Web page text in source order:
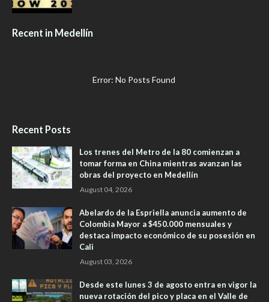
Recent in Medellín
Error: No Posts Found
Recent Posts
Los trenes del Metro de la 80 comienzan a
tomar forma en China mientras avanzan las
obras del proyecto en Medellín
August 04, 2026
Abelardo de la Espriella anuncia aumento de
Colombia Mayor a $450.000 mensuales y
destaca impacto económico de su posesión en
Cali
August 03, 2026
Desde este lunes 3 de agosto entra en vigor la
nueva rotación del pico y placa en el Valle de